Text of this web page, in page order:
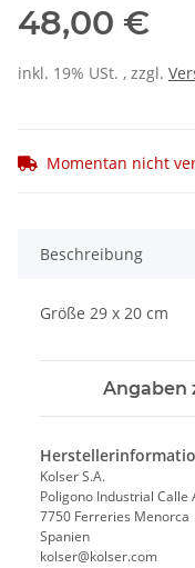
48,00 €
inkl. 19% USt. , zzgl.
Momentan nicht
Beschreibung
Größe 29 x 20 cm
Angaben
Kolser S.A.
Poligono Industrial Calle
7750 Ferreries Menorca
Spanien
kolser@kolser.com